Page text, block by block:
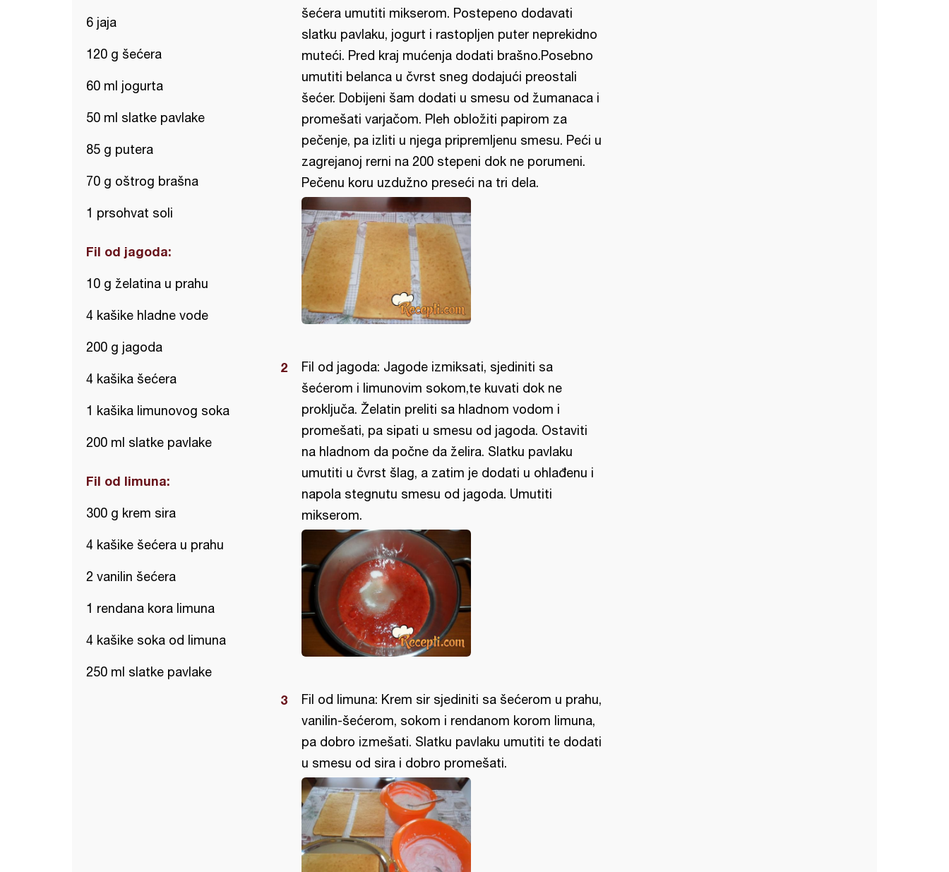
6 jaja
120 g šećera
60 ml jogurta
50 ml slatke pavlake
85 g putera
70 g oštrog brašna
1 prsohvat soli
Fil od jagoda:
10 g želatina u prahu
4 kašike hladne vode
200 g jagoda
4 kašika šećera
1 kašika limunovog soka
200 ml slatke pavlake
Fil od limuna:
300 g krem sira
4 kašike šećera u prahu
2 vanilin šećera
1 rendana kora limuna
4 kašike soka od limuna
250 ml slatke pavlake
šećera umutiti mikserom. Postepeno dodavati
slatku pavlaku, jogurt i rastopljen puter neprekidno
muteći. Pred kraj mućenja dodati brašno.Posebno
umutiti belanca u čvrst sneg dodajući preostali
šećer. Dobijeni šam dodati u smesu od žumanaca i
promešati varjačom. Pleh obložiti papirom za
pečenje, pa izliti u njega pripremljenu smesu. Peći u
zagrejanoj rerni na 200 stepeni dok ne porumeni.
Pečenu koru uzdužno preseći na tri dela.
Fil od jagoda: Jagode izmiksati, sjediniti sa
šećerom i limunovim sokom,te kuvati dok ne
proključa. Želatin preliti sa hladnom vodom i
promešati, pa sipati u smesu od jagoda. Ostaviti
na hladnom da počne da želira. Slatku pavlaku
umutiti u čvrst šlag, a zatim je dodati u ohlađenu i
napola stegnutu smesu od jagoda. Umutiti
mikserom.
Fil od limuna: Krem sir sjediniti sa šećerom u prahu,
vanilin-šećerom, sokom i rendanom korom limuna,
pa dobro izmešati. Slatku pavlaku umutiti te dodati
u smesu od sira i dobro promešati.